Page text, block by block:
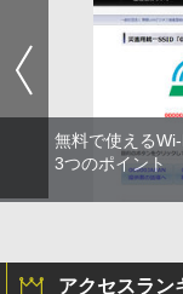
無料で使える
3つのポイント
アクセスラン